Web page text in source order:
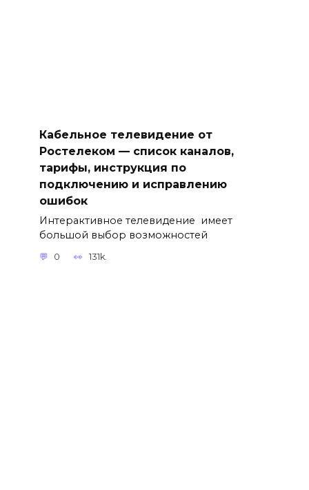
Кабельное телевидение от
Ростелеком — список каналов,
тарифы, инструкция по
подключению и исправлению
ошибок
Интерактивное телевидение имеет
большой выбор возможностей
0 131k.